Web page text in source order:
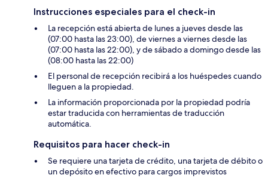
Instrucciones especiales para el check-in
La recepción está abierta de lunes a jueves desde las
(07:00 hasta las 23:00), de viernes a viernes desde las
(07:00 hasta las 22:00), y de sábado a domingo desde las
(08:00 hasta las 22:00)
El personal de recepción recibirá a los huéspedes cuando
lleguen a la propiedad.
La información proporcionada por la propiedad podría
estar traducida con herramientas de traducción
automática.
Requisitos para hacer check-in
Se requiere una tarjeta de crédito, una tarjeta de débito o
un depósito en efectivo para cargos imprevistos